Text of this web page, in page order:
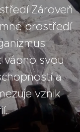
prostředí
vápno svou
a
vznik